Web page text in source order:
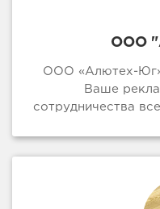
ООО
ООО «Алютех-Юг»
Ваше
сотрудничества